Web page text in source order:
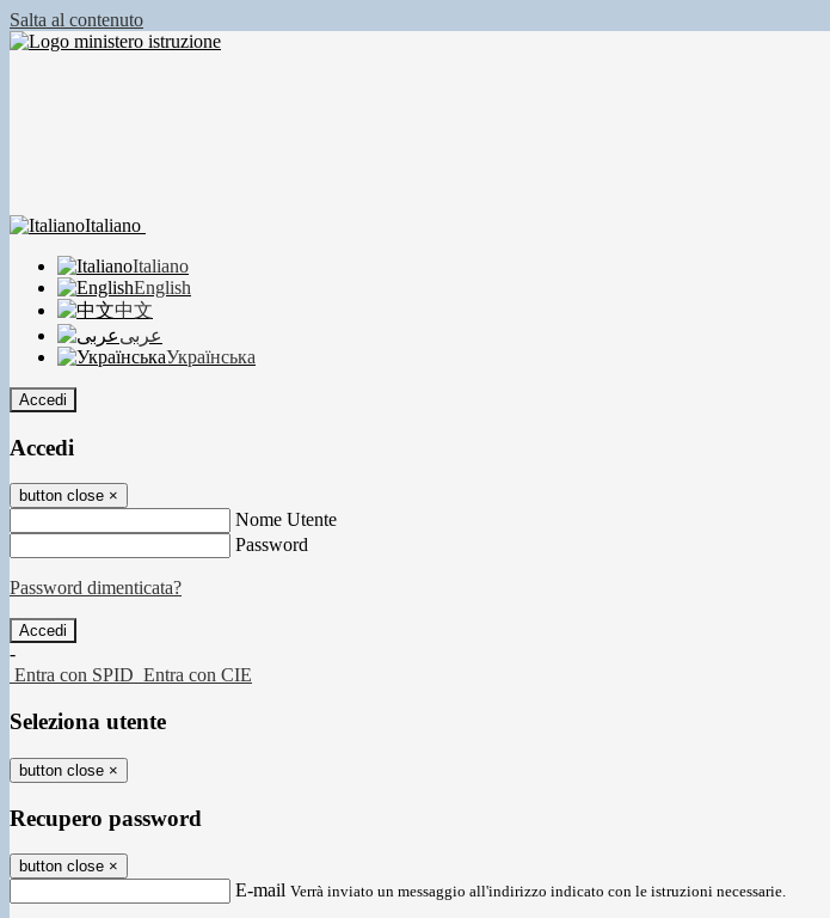
Salta al contenuto
Italiano
Italiano
English
中文
عربى
Українська
Accedi
Accedi
button close ×
Nome Utente
Password
Password dimenticata?
-
Entra con SPID Entra con CIE
Seleziona utente
button close ×
Recupero password
button close ×
E-mail Verrà inviato un messaggio all'indirizzo indicato con le istruzioni necessarie.